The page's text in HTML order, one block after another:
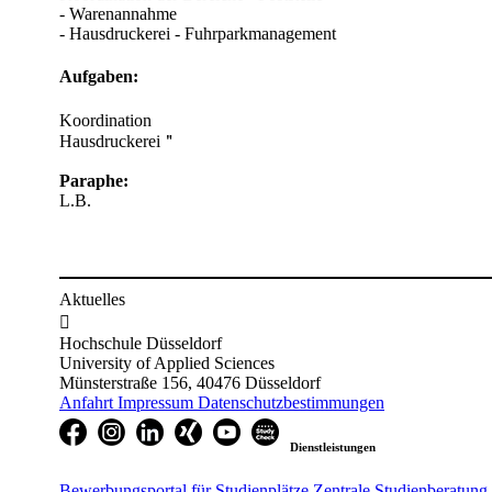
- Warenannahme
- Hausdruckerei - Fuhrparkmanagement
Aufgaben:
Koordination
Hausdruckerei＂
Paraphe:
L.B.
Aktuelles

Hochschule Düsseldorf
University of Applied Sciences
Münsterstraße 156, 40476 Düsseldorf
Anfahrt Impressum Datenschutzbestimmungen
Dienstleistungen